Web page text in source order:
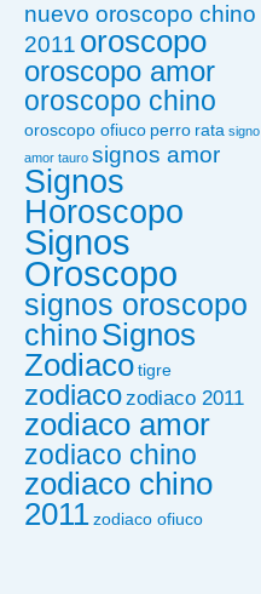
nuevo oroscopo chino
2011 oroscopo
oroscopo amor
oroscopo chino
oroscopo ofiuco perro rata signo
amor tauro signos amor
Signos
Horoscopo
Signos
Oroscopo
signos oroscopo
chinoSignos
Zodiacotigre
zodiacozodiaco 2011
zodiaco amor
zodiaco chino
zodiaco chino
2011zodiaco ofiuco